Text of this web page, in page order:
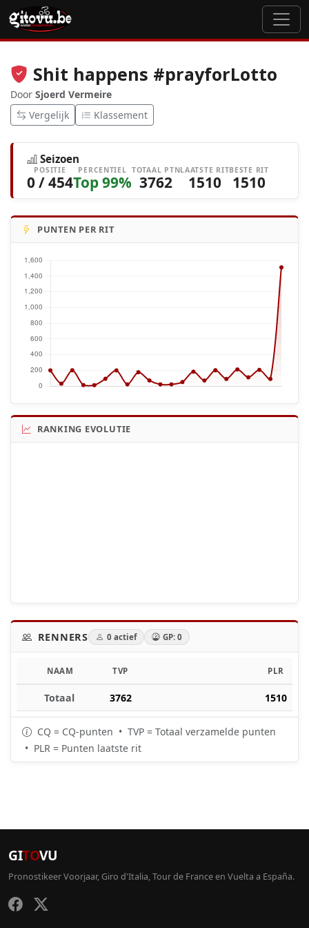
Shit happens #prayforLotto
Door Sjoerd Vermeire
Vergelijk
Klassement
Seizoen
POSITIE
0 / 454
PERCENTIEL
Top 99%
TOTAAL PTN
3762
LAATSTE RIT
1510
BESTE RIT
1510
PUNTEN PER RIT
RANKING EVOLUTIE
RENNERS 0 actief GP: 0
NAAM TVP PLR
Totaal 3762 1510
CQ = CQ-punten • TVP = Totaal verzamelde punten
• PLR = Punten laatste rit
GITOVU
Pronostikeer Voorjaar, Giro d'Italia, Tour de France en Vuelta a España.